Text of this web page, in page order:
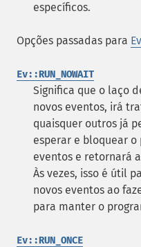
específicos.
Opções passadas para
Ev::RUN_NOWAIT
Significa que o laço
novos eventos, irá
quaisquer outros já
esperar e bloquear o
eventos e retornará
Às vezes, isso é útil
novos eventos ao
para manter o
Ev::RUN_ONCE